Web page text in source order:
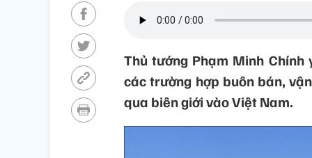
Thủ tướng Phạm Minh
các trường hợp buôn bán,
qua biên giới vào Việt Nam.